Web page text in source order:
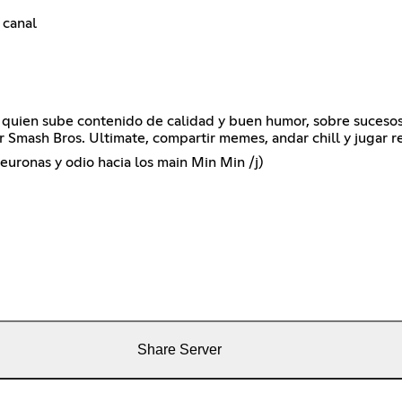
sube contenido de calidad y buen humor, sobre
Bros. Ultimate, compartir memes, andar chill y jugar
y odio hacia los main Min Min /j)
Share Server